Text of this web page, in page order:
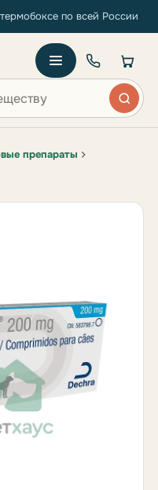
по всей России
препараты